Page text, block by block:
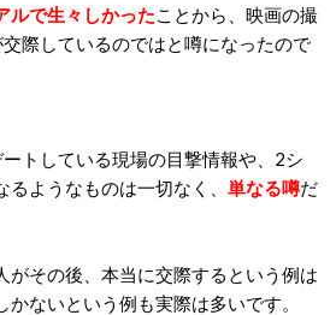
ルで生々しかったことから、映画の撮
交際しているのではと噂になったので
ートしている現場の目撃情報や、 2シ
ようなものは一切なく、 単なる噂だ
がその後、本当に交際するという例は
ないという例も実際は多いです。